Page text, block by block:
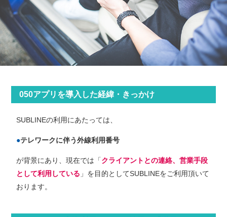
050アプリを導⼊した経緯・きっかけ
SUBLINEの利⽤にあたっては、
テレワークに伴う外線利用番号
が背景にあり、現在では「クライアントとの連絡、営業手段
として利用している 」を⽬的としてSUBLINEをご利⽤頂いて
おります。